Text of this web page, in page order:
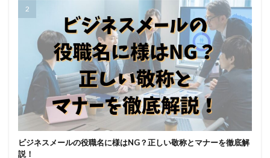
ビジネスメールの役職名に様はNG？正しい敬称とマナーを徹底解
説！